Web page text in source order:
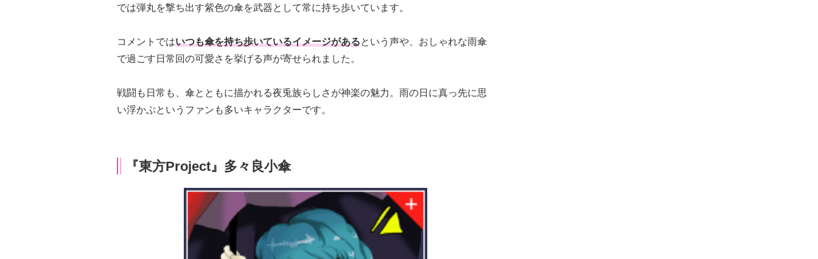
では弾丸を撃ち出す紫色の傘を武器として常に持ち歩いています。
コメントではいつも傘を持ち歩いているイメージがあるという声や、おしゃれな雨傘
で過ごす日常回の可愛さを挙げる声が寄せられました。
戦闘も日常も、傘とともに描かれる夜兎族らしさが神楽の魅力。雨の日に真っ先に思
い浮かぶというファンも多いキャラクターです。
『東方Project』多々良小傘